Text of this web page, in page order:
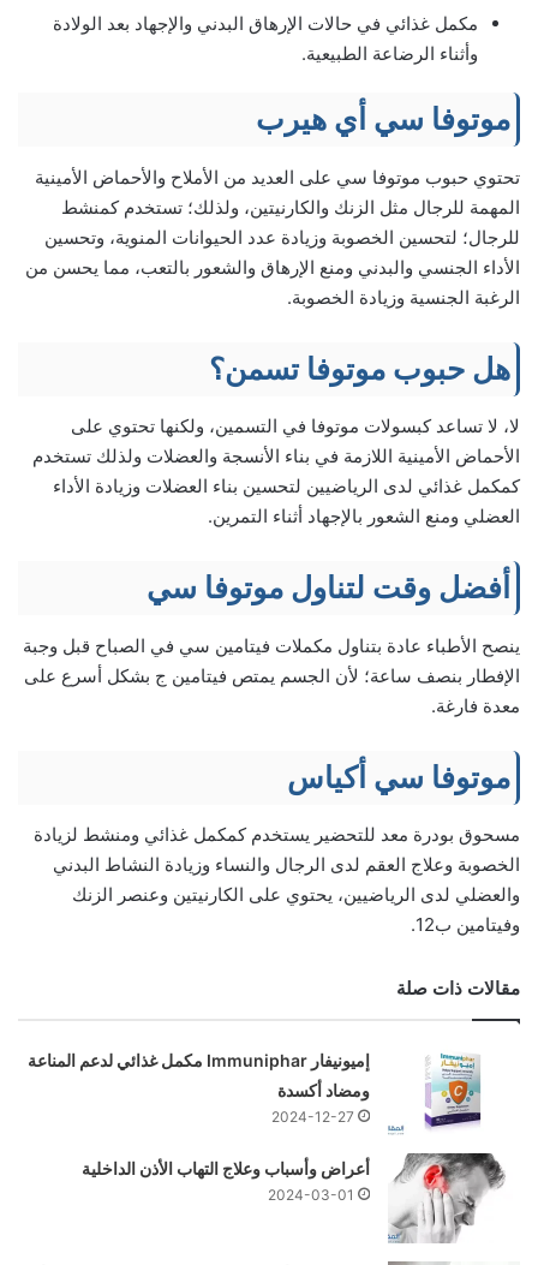
مكمل غذائي في حالات الإرهاق البدني والإجهاد بعد الولادة
وأثناء الرضاعة الطبيعية.
موتوفا سي أي هيرب
تحتوي حبوب موتوفا سي على العديد من الأملاح والأحماض الأمينية
المهمة للرجال مثل الزنك والكارنيتين، ولذلك؛ تستخدم كمنشط
للرجال؛ لتحسين الخصوبة وزيادة عدد الحيوانات المنوية، وتحسين
الأداء الجنسي والبدني ومنع الإرهاق والشعور بالتعب، مما يحسن من
الرغبة الجنسية وزيادة الخصوبة.
هل حبوب موتوفا تسمن؟
لا، لا تساعد كبسولات موتوفا في التسمين، ولكنها تحتوي على
الأحماض الأمينية اللازمة في بناء الأنسجة والعضلات ولذلك تستخدم
كمكمل غذائي لدى الرياضيين لتحسين بناء العضلات وزيادة الأداء
العضلي ومنع الشعور بالإجهاد أثناء التمرين.
أفضل وقت لتناول موتوفا سي
ينصح الأطباء عادة بتناول مكملات فيتامين سي في الصباح قبل وجبة
الإفطار بنصف ساعة؛ لأن الجسم يمتص فيتامين ج بشكل أسرع على
معدة فارغة.
موتوفا سي أكياس
مسحوق بودرة معد للتحضير يستخدم كمكمل غذائي ومنشط لزيادة
الخصوبة وعلاج العقم لدى الرجال والنساء وزيادة النشاط البدني
والعضلي لدى الرياضيين، يحتوي على الكارنيتين وعنصر الزنك
وفيتامين ب12.
مقالات ذات صلة
إميونيفار Immuniphar مكمل غذائي لدعم المناعة
ومضاد أكسدة
2024-12-27
أعراض وأسباب وعلاج التهاب الأذن الداخلية
2024-03-01